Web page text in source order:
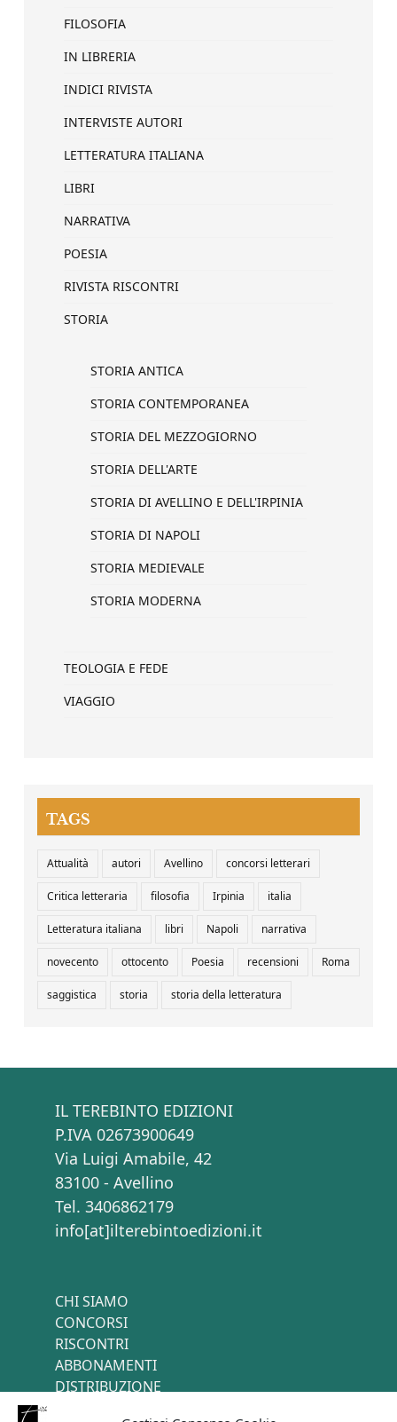
FILOSOFIA
IN LIBRERIA
INDICI RIVISTA
INTERVISTE AUTORI
LETTERATURA ITALIANA
LIBRI
NARRATIVA
POESIA
RIVISTA RISCONTRI
STORIA
STORIA ANTICA
STORIA CONTEMPORANEA
STORIA DEL MEZZOGIORNO
STORIA DELL'ARTE
STORIA DI AVELLINO E DELL'IRPINIA
STORIA DI NAPOLI
STORIA MEDIEVALE
STORIA MODERNA
TEOLOGIA E FEDE
VIAGGIO
TAGS
Attualità autori Avellino concorsi letterari
Critica letteraria filosofia Irpinia italia
Letteratura italiana libri Napoli narrativa
novecento ottocento Poesia recensioni Roma
saggistica storia storia della letteratura
IL TEREBINTO EDIZIONI
P.IVA 02673900649
Via Luigi Amabile, 42
83100 - Avellino
Tel. 3406862179
info[at]ilterebintoedizioni.it
CHI SIAMO
CONCORSI
RISCONTRI
ABBONAMENTI
DISTRIBUZIONE